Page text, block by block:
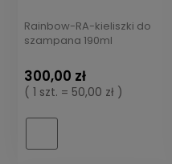
Rainbow-RA-kieliszki do
szampana 190ml
300,00 zł
( 1 szt. = 50,00 zł )